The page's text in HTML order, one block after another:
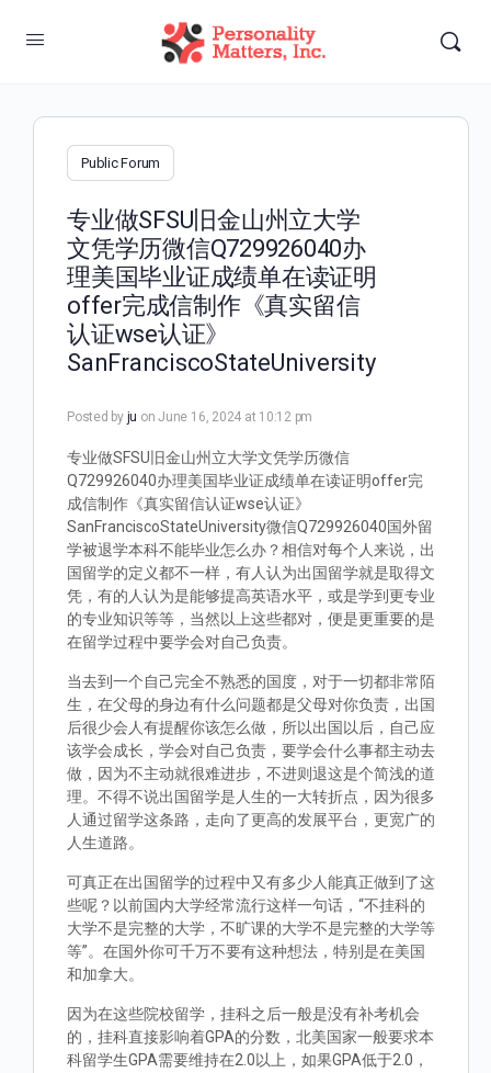
Public Forum
专业做SFSU旧金山州立大学
文凭学历微信Q729926040办
理美国毕业证成绩单在读证明
offer完成信制作《真实留信
认证wse认证》
SanFranciscoStateUniversity
Posted by ju on June 16, 2024 at 10:12 pm
专业做SFSU旧金山州立大学文凭学历微信
Q729926040办理美国毕业证成绩单在读证明offer完
成信制作《真实留信认证wse认证》
SanFranciscoStateUniversity微信Q729926040国外留
学被退学本科不能毕业怎么办？相信对每个人来说，出
国留学的定义都不一样，有人认为出国留学就是取得文
凭，有的人认为是能够提高英语水平，或是学到更专业
的专业知识等等，当然以上这些都对，便是更重要的是
在留学过程中要学会对自己负责。
当去到一个自己完全不熟悉的国度，对于一切都非常陌
生，在父母的身边有什么问题都是父母对你负责，出国
后很少会人有提醒你该怎么做，所以出国以后，自己应
该学会成长，学会对自己负责，要学会什么事都主动去
做，因为不主动就很难进步，不进则退这是个简浅的道
理。不得不说出国留学是人生的一大转折点，因为很多
人通过留学这条路，走向了更高的发展平台，更宽广的
人生道路。
可真正在出国留学的过程中又有多少人能真正做到了这
些呢？以前国内大学经常流行这样一句话，“不挂科的
大学不是完整的大学，不旷课的大学不是完整的大学等
等”。在国外你可千万不要有这种想法，特别是在美国
和加拿大。
因为在这些院校留学，挂科之后一般是没有补考机会
的，挂科直接影响着GPA的分数，北美国家一般要求本
科留学生GPA需要维持在2.0以上，如果GPA低于2.0，